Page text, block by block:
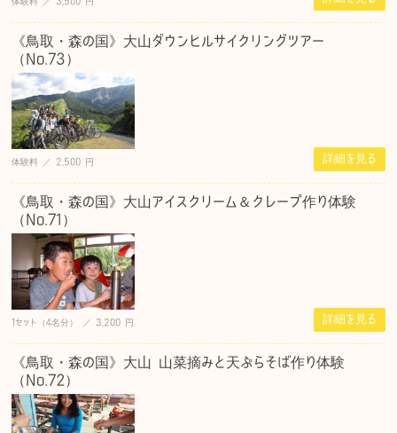
《鳥取・森の国》大山ダウンヒルサイクリングツアー
（No.73）
体験料 ／ 2,500 円 詳細を見る
《鳥取・森の国》大山アイスクリーム＆クレープ作り体験
（No.71）
1セット（4名分） ／ 3,200 円 詳細を見る
《鳥取・森の国》大山 山菜摘みと天ぷらそば作り体験
（No.72）